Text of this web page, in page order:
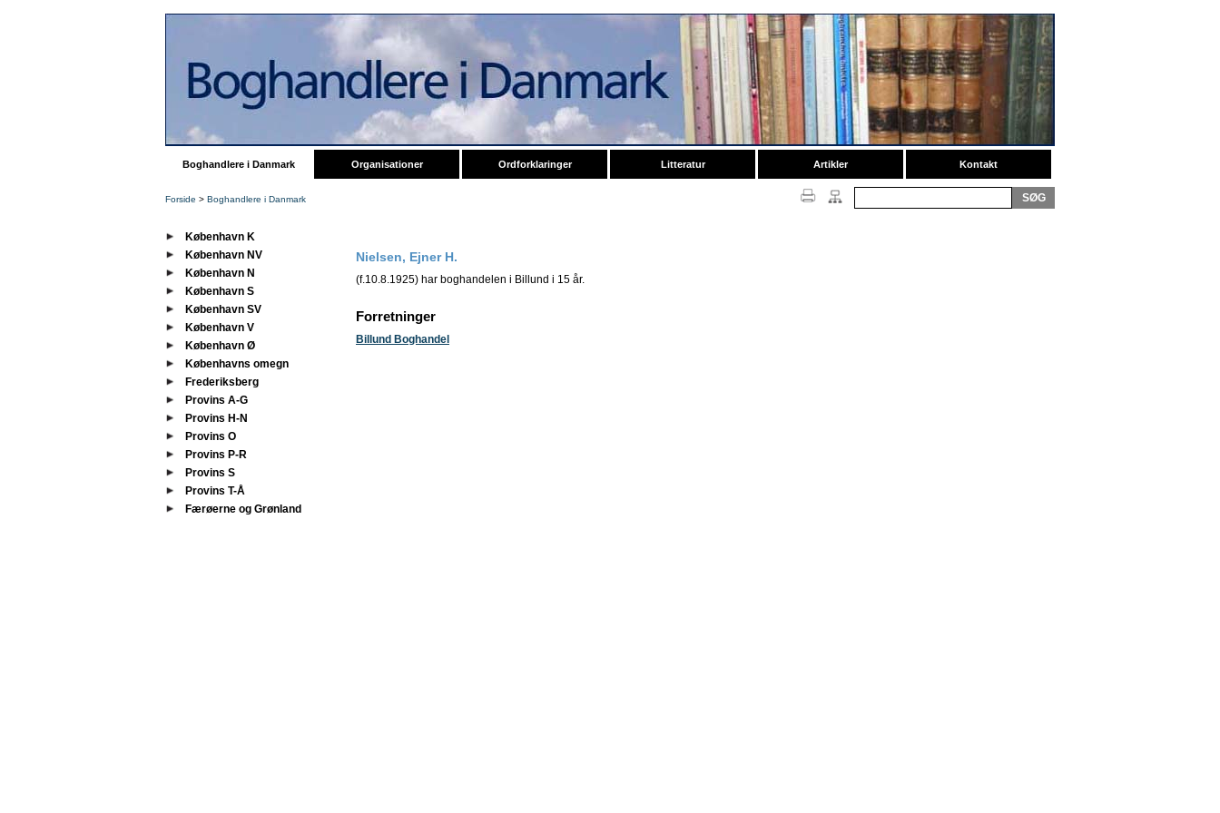
Boghandlere i Danmark Organisationer Ordforklaringer Litteratur Artikler Kontakt
Forside > Boghandlere i Danmark
København K
København NV
København N
København S
København SV
København V
København Ø
Københavns omegn
Frederiksberg
Provins A-G
Provins H-N
Provins O
Provins P-R
Provins S
Provins T-Å
Færøerne og Grønland
Nielsen, Ejner H.
(f.10.8.1925) har boghandelen i Billund i 15 år.
Forretninger
Billund Boghandel